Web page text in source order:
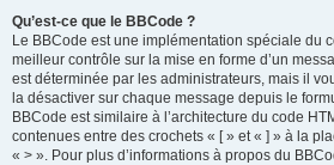
Qu’est-ce que le BBCode ?
Le BBCode est une implémentation spéciale du
meilleur contrôle sur la mise en forme d’un
est déterminée par les administrateurs, mais il
la désactiver sur chaque message depuis le
BBCode est similaire à l’architecture du code
contenues entre des crochets « [ » et « ] » à la
« > ». Pour plus d’informations à propos du